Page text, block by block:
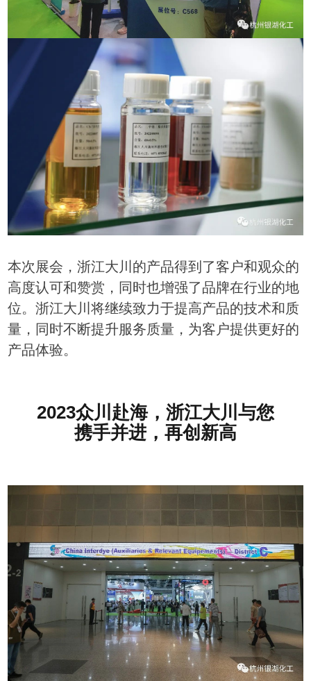
本次展会，浙江大川的产品得到了客户和观众的
高度认可和赞赏，同时也增强了品牌在行业的地
位。浙江大川将继续致力于提高产品的技术和质
量，同时不断提升服务质量，为客户提供更好的
产品体验。
2023众川赴海，浙江大川与您
携手并进，再创新高